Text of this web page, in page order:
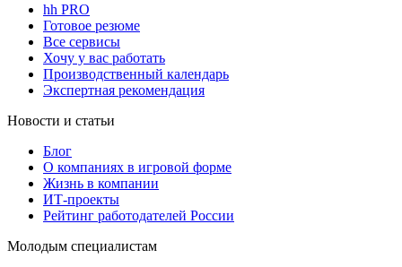
hh PRO
Готовое резюме
Все сервисы
Хочу у вас работать
Производственный календарь
Экспертная рекомендация
Новости и статьи
Блог
О компаниях в игровой форме
Жизнь в компании
ИТ-проекты
Рейтинг работодателей России
Молодым специалистам